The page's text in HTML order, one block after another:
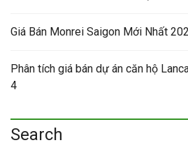
Giá Bán Monrei Saigon Mới Nhất
Phân tích giá bán dự án căn hộ
4
Search